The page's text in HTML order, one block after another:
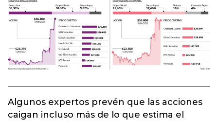
Algunos expertos prevén que las acciones
caigan incluso más de lo que estima el